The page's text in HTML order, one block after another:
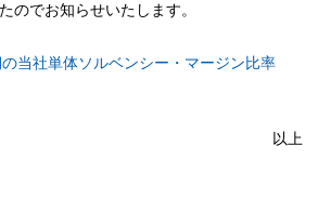
のでお知らせいたします。
当社単体ソルベンシー・マージン比率
以上